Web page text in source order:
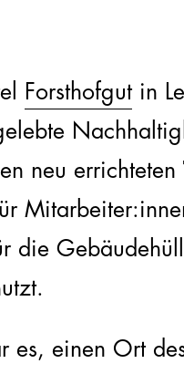
Forsthofgut in
neu errichteten
die
es, einen Ort